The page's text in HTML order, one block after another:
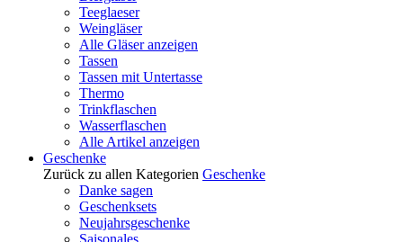
Teeglaeser
Weingläser
Alle Gläser anzeigen
Tassen
Tassen mit Untertasse
Thermo
Trinkflaschen
Wasserflaschen
Alle Artikel anzeigen
Geschenke
Zurück zu allen Kategorien Geschenke
Danke sagen
Geschenksets
Neujahrsgeschenke
Saisonales